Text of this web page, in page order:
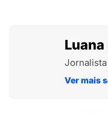
Jornalista
Ver mais